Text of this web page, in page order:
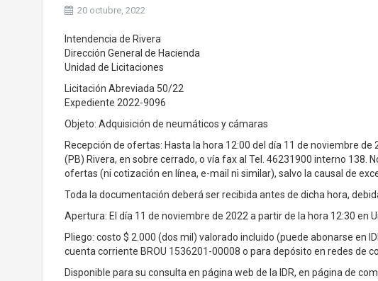
20 octubre, 2022
Intendencia de Rivera
Dirección General de Hacienda
Unidad de Licitaciones
Licitación Abreviada 50/22
Expediente 2022-9096
Objeto: Adquisición de neumáticos y cámaras
Recepción de ofertas: Hasta la hora 12:00 del día 11 de noviembre
(PB) Rivera, en sobre cerrado, o vía fax al Tel. 46231900 interno 138.
ofertas (ni cotización en línea, e-mail ni similar), salvo la causal de
Toda la documentación deberá ser recibida antes de dicha hora,
Apertura: El día 11 de noviembre de 2022 a partir de la hora 12:30 en
Pliego: costo $ 2.000 (dos mil) valorado incluido (puede abonarse en
cuenta corriente BROU 1536201-00008 o para depósito en redes de
Disponible para su consulta en página web de la IDR, en página de